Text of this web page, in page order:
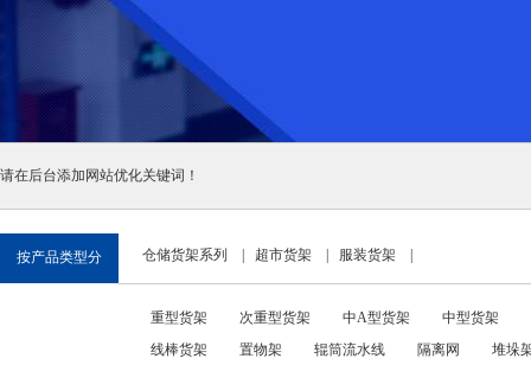
请在后台添加网站优化关键词！
按产品类型分 仓储货架系列 超市货架 服装货架
重型货架 次重型货架 中A型货架
中型货架
线棒货架
置物架 辊筒流水线 隔离网 堆垛